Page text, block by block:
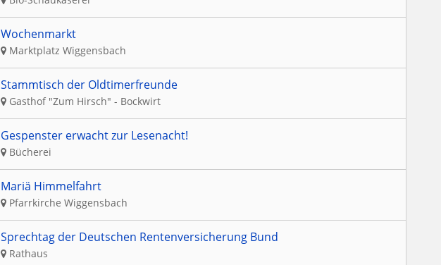
Wochenmarkt
Marktplatz Wiggensbach
Stammtisch der Oldtimerfreunde
Gasthof "Zum Hirsch" - Bockwirt
Gespenster erwacht zur Lesenacht!
Bücherei
Mariä Himmelfahrt
Pfarrkirche Wiggensbach
Sprechtag der Deutschen Rentenversicherung Bund
Rathaus